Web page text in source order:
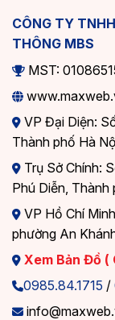
CÔNG TY
THÔNG MBS
MST:
VP Đại Diện:
Thành phố Hà
Trụ Sở Chính:
Phú Diễn, Thành
VP Hồ Chí
phường An
Xem Bản Đồ (
0985.84.1715 /